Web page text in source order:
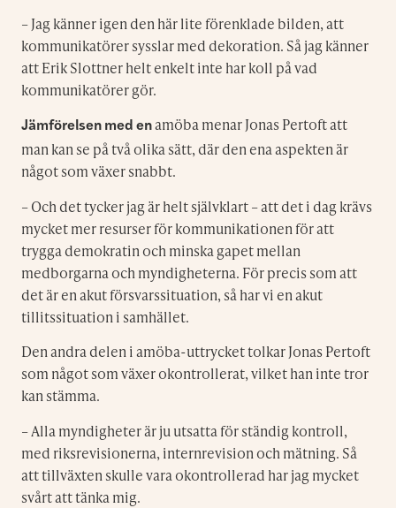
– Jag känner igen den här lite förenklade bilden, att
kommunikatörer sysslar med dekoration. Så jag känner
att Erik Slottner helt enkelt inte har koll på vad
kommunikatörer gör.
Jämförelsen med enamöba menar Jonas Pertoft att
man kan se på två olika sätt, där den ena aspekten är
något som växer snabbt.
– Och det tycker jag är helt självklart – att det i dag krävs
mycket mer resurser för kommunikationen för att
trygga demokratin och minska gapet mellan
medborgarna och myndigheterna. För precis som att
det är en akut försvarssituation, så har vi en akut
tillitssituation i samhället.
Den andra delen i amöba-uttrycket tolkar Jonas Pertoft
som något som växer okontrollerat, vilket han inte tror
kan stämma.
– Alla myndigheter är ju utsatta för ständig kontroll,
med riksrevisionerna, internrevision och mätning. Så
att tillväxten skulle vara okontrollerad har jag mycket
svårt att tänka mig.